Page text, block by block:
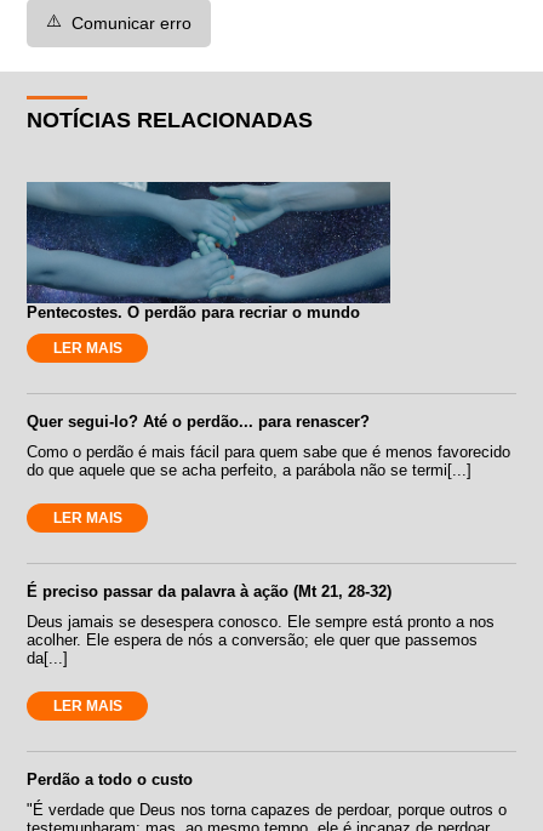
⚠️ Comunicar erro
NOTÍCIAS RELACIONADAS
Pentecostes. O perdão para recriar o mundo
LER MAIS
Quer segui-lo? Até o perdão... para renascer?
Como o perdão é mais fácil para quem sabe que é menos favorecido
do que aquele que se acha perfeito, a parábola não se termi[...]
LER MAIS
É preciso passar da palavra à ação (Mt 21, 28-32)
Deus jamais se desespera conosco. Ele sempre está pronto a nos
acolher. Ele espera de nós a conversão; ele quer que passemos
da[...]
LER MAIS
Perdão a todo o custo
"É verdade que Deus nos torna capazes de perdoar, porque outros o